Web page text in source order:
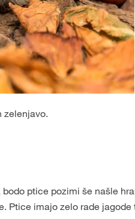
zelenjavo.
ptice pozimi še našle
Ptice imajo zelo rade